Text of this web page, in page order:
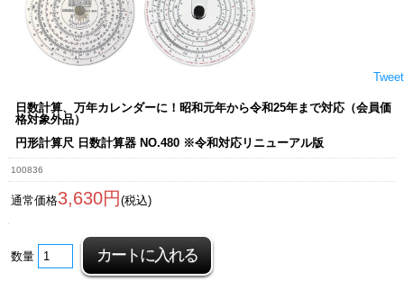
Tweet
日数計算、万年カレンダーに！昭和元年から令和25年まで対応（会員価
格対象外品）
円形計算尺 日数計算器 NO.480 ※令和対応リニューアル版
100836
通常価格3,630円 (税込)
数量